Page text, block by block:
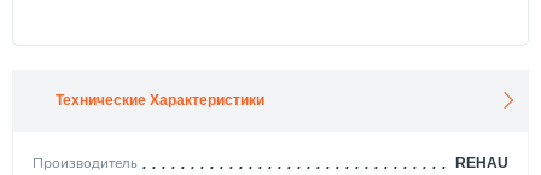
Технические Характеристики
Производитель REHAU